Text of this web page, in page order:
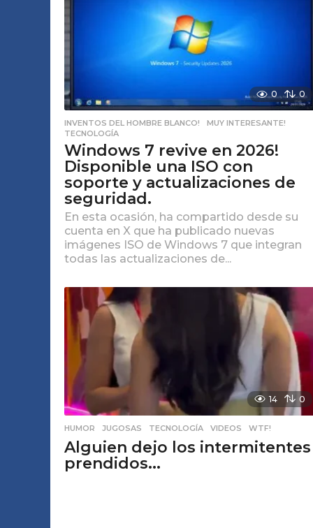
0 0
INVENTOS DEL HOMBRE BLANCO! ,MUY INTERESANTE!
TECNOLOGÍA
Windows 7 revive en 2026!
Disponible una ISO con
soporte y actualizaciones de
seguridad.
En esta ocasión, ha compartido desde su
cuenta en X que ha publicado nuevas
imágenes ISO de Windows 7 que integran
todas las actualizaciones de...
14 0
HUMOR ,JUGOSAS ,TECNOLOGÍA ,VIDEOS ,WTF!
Alguien dejo los intermitentes
prendidos...